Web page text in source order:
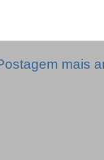
mais